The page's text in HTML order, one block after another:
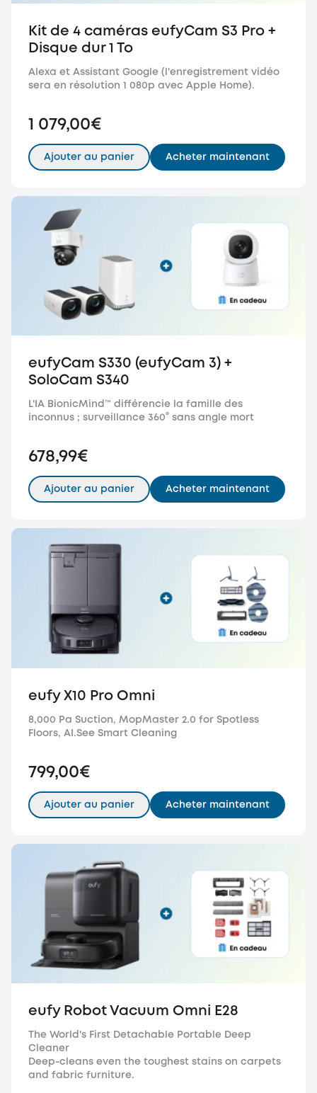
Kit de 4 caméras eufyCam S3 Pro +
Disque dur 1 To
Alexa et Assistant Google (l'enregistrement vidéo
sera en résolution 1 080p avec Apple Home).
1 079,00€
Ajouter au panier Acheter maintenant
eufyCam S330 (eufyCam 3) +
SoloCam S340
L'IA BionicMind™ différencie la famille des
inconnus ; surveillance 360° sans angle mort
678,99€
Ajouter au panier Acheter maintenant
eufy X10 Pro Omni
8,000 Pa Suction, MopMaster 2.0 for Spotless
Floors, AI.See Smart Cleaning
799,00€
Ajouter au panier Acheter maintenant
eufy Robot Vacuum Omni E28
The World's First Detachable Portable Deep
Cleaner
Deep-cleans even the toughest stains on carpets
and fabric furniture.